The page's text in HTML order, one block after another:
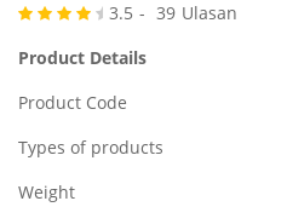
3.5
39
Product Details
Product Code
Types of products
Weight